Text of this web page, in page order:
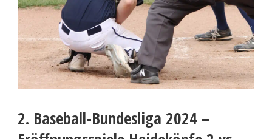
2. Baseball-Bundesliga 2024 –